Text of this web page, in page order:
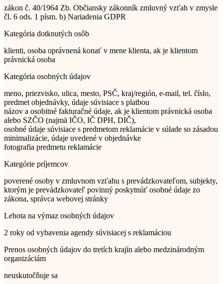
zákon č. 40/1964 Zb. Občiansky zákonník zmluvný vzťah v zmysle
čl. 6 ods. 1 písm. b) Nariadenia GDPR
Kategória dotknutých osôb
klienti, osoba oprávnená konať v mene klienta, ak je klientom
právnická osoba
Kategória osobných údajov
meno, priezvisko, ulica, mesto, PSČ, kraj/región, e-mail, tel. číslo,
predmet objednávky, údaje súvisiace s platbou
názov a osobitné fakturačné údaje, ak je klientom právnická osoba
alebo SZČO (najmä IČO, IČ DPH, DIČ),
osobné údaje súvisiace s predmetom reklamácie v súlade so zásadou
minimalizácie, údaje uvedené v objednávke
fotografia predmetu reklamácie
Kategórie príjemcov
poverené osoby v zmluvnom vzťahu s prevádzkovateľom, subjekty,
ktorým je prevádzkovateľ povinný poskytnúť osobné údaje zo
zákona, správca webovej stránky
Lehota na výmaz osobných údajov
2 roky od vybavenia agendy súvisiacej s reklamáciou
Prenos osobných údajov do tretích krajín alebo medzinárodným
organizáciám
neuskutočňuje sa